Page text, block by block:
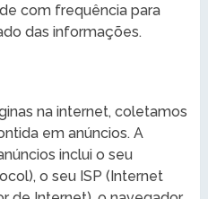
com frequência para
das informações.
na internet, coletamos
em anúncios. A
inclui o seu
o seu ISP (Internet